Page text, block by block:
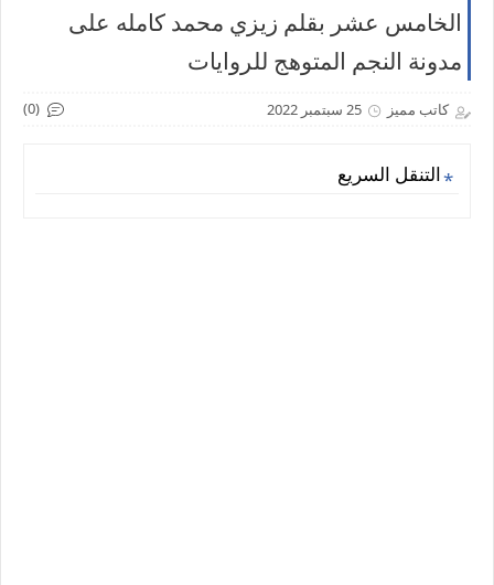
الخامس عشر بقلم زيزي محمد كامله على
مدونة النجم المتوهج للروايات
كاتب مميز 25 سبتمبر 2022 (0)
التنقل السريع